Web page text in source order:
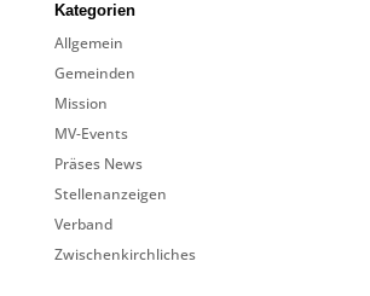
Kategorien
Allgemein
Gemeinden
Mission
MV-Events
Präses News
Stellenanzeigen
Verband
Zwischenkirchliches